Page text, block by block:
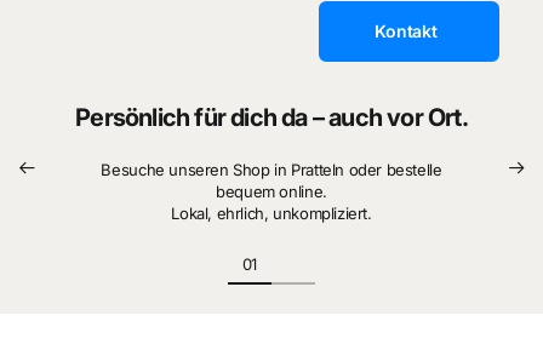
Kontakt
Persönlich für dich da – auch vor Ort.
Besuche unseren Shop in Pratteln oder bestelle
bequem online.
Lokal, ehrlich, unkompliziert.